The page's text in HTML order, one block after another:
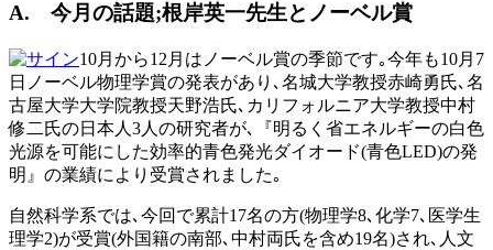
A. 今月の話題;根岸英一先生とノーベル賞
10月から12月はノーベル賞の季節です｡今年も10月7
日ノーベル物理学賞の発表があり､名城大学教授赤崎勇氏､名
古屋大学大学院教授天野浩氏､カリフォルニア大学教授中村
修二氏の日本人3人の研究者が､『明るく省エネルギーの白色
光源を可能にした効率的青色発光ダイオード(青色LED)の発
明』の業績により受賞されました｡
自然科学系では､今回で累計17名の方(物理学8､化学7､医学生
理学2)が受賞(外国籍の南部､中村両氏を含め19名)され､人文